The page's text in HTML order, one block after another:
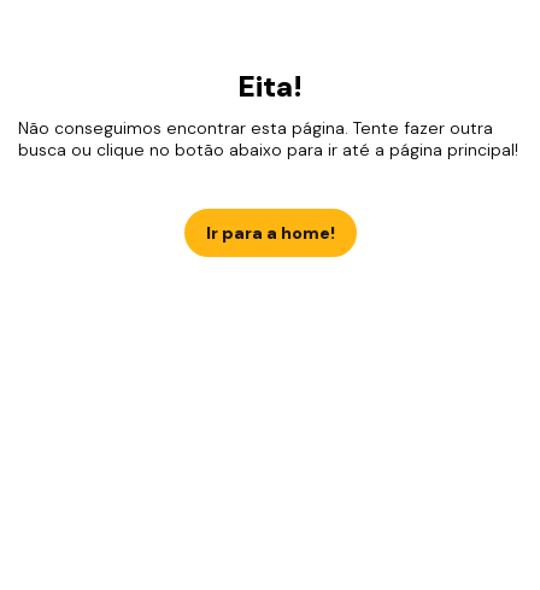
Eita!
Não conseguimos encontrar esta página. Tente fazer outra
busca ou clique no botão abaixo para ir até a página principal!
Ir para a home!